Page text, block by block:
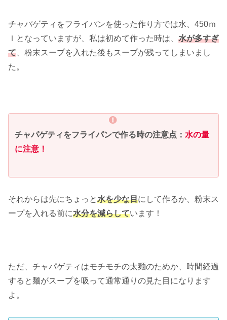
チャパゲティをフライパンを使った作り方では水、450ｍ
ｌとなっていますが、私は初めて作った時は、 水が多すぎ
て 、粉末スープを入れた後もスープが残ってしまいまし
た。
チャパゲティをフライパンで作る時の注意点： 水の量
に注意！
それからは先にちょっと水を少な目にして作るか、粉末ス
ープを入れる前に水分を減らしています！
ただ、チャパゲティはモチモチの太麺のためか、時間経過
すると麺がスープを吸って通常通りの見た目になります
よ。